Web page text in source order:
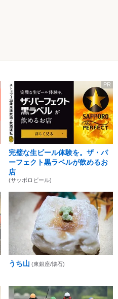
PR
完璧な生ビール体験を。ザ・パ
ーフェクト黒ラベルが飲めるお
店
(サッポロビール)
うち山 (東銀座/懐石)